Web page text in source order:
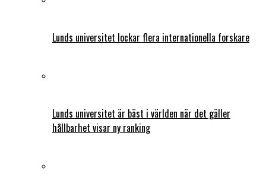
Lunds universitet lockar flera internationella forskare
Lunds universitet är bäst i världen när det gäller
hållbarhet visar ny ranking